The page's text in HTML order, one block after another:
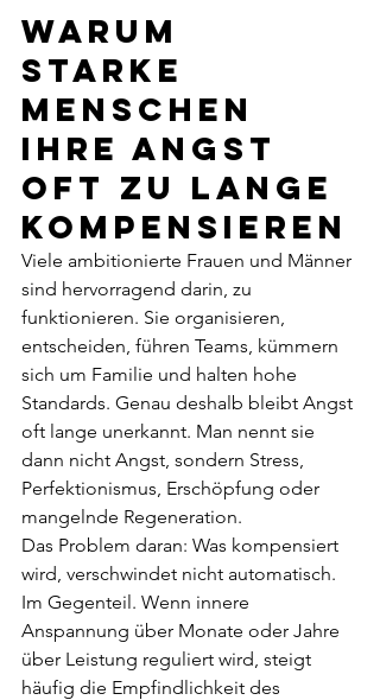
Warum
starke
Menschen
ihre Angst
oft zu lange
kompensieren
Viele ambitionierte Frauen und Männer
sind hervorragend darin, zu
funktionieren. Sie organisieren,
entscheiden, führen Teams, kümmern
sich um Familie und halten hohe
Standards. Genau deshalb bleibt Angst
oft lange unerkannt. Man nennt sie
dann nicht Angst, sondern Stress,
Perfektionismus, Erschöpfung oder
mangelnde Regeneration.
Das Problem daran: Was kompensiert
wird, verschwindet nicht automatisch.
Im Gegenteil. Wenn innere
Anspannung über Monate oder Jahre
über Leistung reguliert wird, steigt
häufig die Empfindlichkeit des